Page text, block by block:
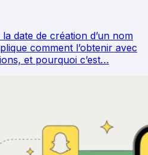
date de création d’un nom
comment l’obtenir avec
et pourquoi c’est…